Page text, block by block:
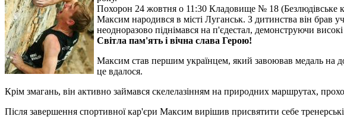
Похорон 24 жовтня о 11:30 Кладовище № 18 (Безлюдівське
Максим народився в місті Луганськ. З дитинства він брав
неодноразово піднімався на п'єдестал, демонструючи високі
Світла пам'ять і вічна слава Герою!
Максим став першим українцем, який завоював медаль на
це вдалося.
Крім змагань, він активно займався скелелазінням на природних маршрутах,
Після завершення спортивної кар'єри Максим вирішив присвятити себе